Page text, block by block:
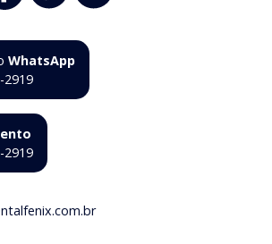
WhatsApp
2919
2919